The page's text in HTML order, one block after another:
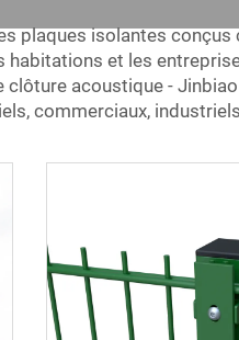
plaques isolantes
et les
clôture acoustique -
commerciaux,